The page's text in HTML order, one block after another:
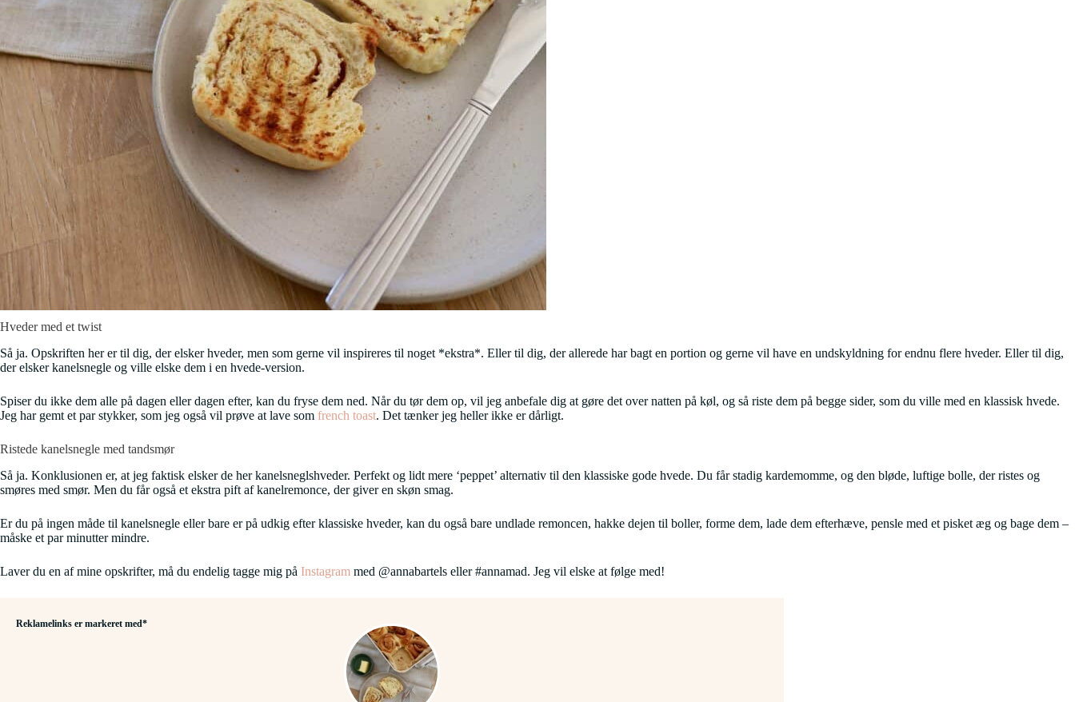
Hveder med et twist
Så ja. Opskriften her er til dig, der elsker hveder, men som gerne vil inspireres til noget *ekstra*. Eller til dig, der allerede har bagt en portion og gerne vil have en undskyldning for endnu flere hveder. Eller til dig,
der elsker kanelsnegle og ville elske dem i en hvede-version.
Spiser du ikke dem alle på dagen eller dagen efter, kan du fryse dem ned. Når du tør dem op, vil jeg anbefale dig at gøre det over natten på køl, og så riste dem på begge sider, som du ville med en klassisk hvede.
Jeg har gemt et par stykker, som jeg også vil prøve at lave som french toast. Det tænker jeg heller ikke er dårligt.
Ristede kanelsnegle med tandsmør
Så ja. Konklusionen er, at jeg faktisk elsker de her kanelsneglshveder. Perfekt og lidt mere ‘peppet’ alternativ til den klassiske gode hvede. Du får stadig kardemomme, og den bløde, luftige bolle, der ristes og
smøres med smør. Men du får også et ekstra pift af kanelremonce, der giver en skøn smag.
Er du på ingen måde til kanelsnegle eller bare er på udkig efter klassiske hveder, kan du også bare undlade remoncen, hakke dejen til boller, forme dem, lade dem efterhæve, pensle med et pisket æg og bage dem –
måske et par minutter mindre.
Laver du en af mine opskrifter, må du endelig tagge mig på Instagram med @annabartels eller #annamad. Jeg vil elske at følge med!
Reklamelinks er markeret med*